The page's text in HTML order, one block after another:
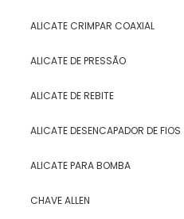
ALICATE CRIMPAR COAXIAL
ALICATE DE PRESSÃO
ALICATE DE REBITE
ALICATE DESENCAPADOR DE FIOS
ALICATE PARA BOMBA
CHAVE ALLEN